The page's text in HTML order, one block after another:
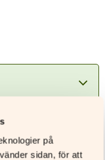
på
sidan, för att
fångade på
(sig i)
tecknade